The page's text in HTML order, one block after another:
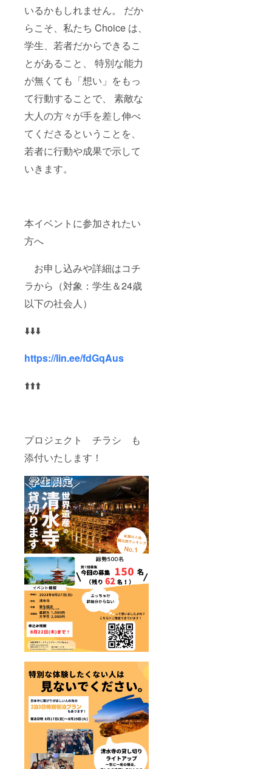
いるかもしれません。 だか
らこそ、私たち Choice は、
学生、若者だからできるこ
とがあること、 特別な能力
が無くても「想い」をもっ
て行動することで、 素敵な
大人の方々が手を差し伸べ
てくださるということを、
若者に行動や成果で示して
いきます。
本イベントに参加されたい
方へ
お申し込みや詳細はコチ
ラから（対象：学生＆24歳
以下の社会人）
⬇️⬇️⬇️
https://lin.ee/fdGqAus
⬆️⬆️⬆️
プロジェクト チラシ も
添付いたします！